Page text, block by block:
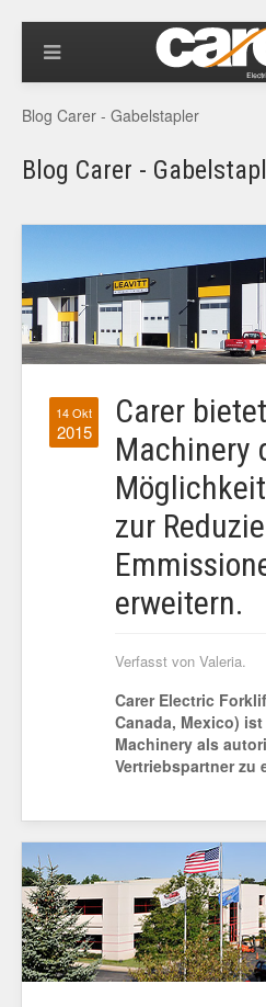
Blog Carer - Gabelstapler
Blog Carer -
14 Okt
2015
Carer
Machinery
zur
erweitern.
Verfasst von Valeria.
Carer Electric
Canada, Mexico)
Machinery als
Vertriebspartner zu